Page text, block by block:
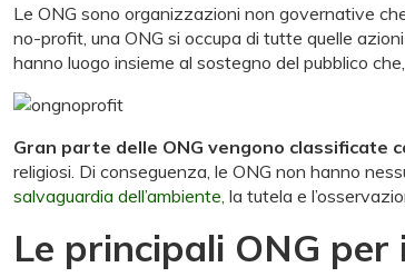
Le ONG sono organizzazioni non governative
no-profit, una ONG si occupa di tutte quelle
hanno luogo insieme al sostegno del pubblico
Gran parte delle ONG vengono classificate
religiosi. Di conseguenza, le ONG non hanno
salvaguardia dell’ambiente, la tutela e
Le principali ONG